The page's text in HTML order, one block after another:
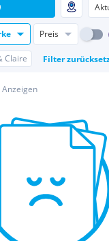
Preis
Claire Filter
Anzeigen